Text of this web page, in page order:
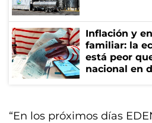
Inflación y
familiar: la
está peor
nacional en
“En los próximos días